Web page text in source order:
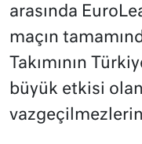
arasında
maçın
Takımının
büyük etkisi